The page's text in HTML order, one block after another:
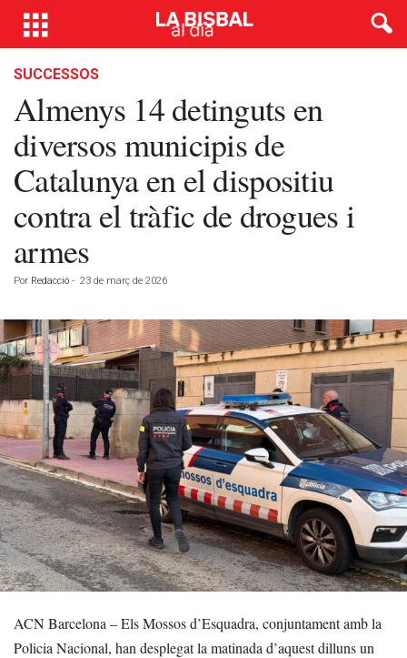
SUCCESSOS
Almenys 14 detinguts en
diversos municipis de
Catalunya en el dispositiu
contra el tràfic de drogues i
armes
Por Redacció - 23 de març de 2026
ACN Barcelona – Els Mossos d’Esquadra, conjuntament amb la
Policia Nacional, han desplegat la matinada d’aquest dilluns un